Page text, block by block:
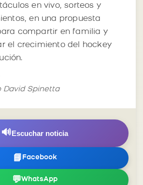
en vivo, sorteos y
en una propuesta
compartir en familia y
el crecimiento del hockey
David Spinetta
🔊Escuchar noticia
📘 Facebook
💬WhatsApp